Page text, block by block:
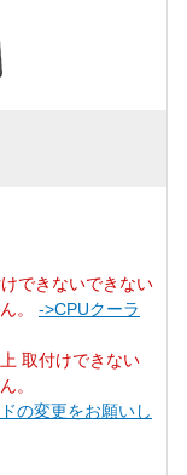
できないできない
。 ->CPUクーラ
取付けできない
。
の変更をお願いし